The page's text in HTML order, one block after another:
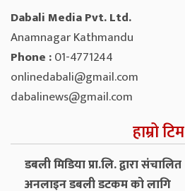
Dabali Media Pvt. Ltd.
Anamnagar Kathmandu
Phone :01-4771244
onlinedabali@gmail.com
dabalinews@gmail.com
हाम्रो टिम
डबली मिडिया प्रा.लि. द्वारा संचालित
अनलाइन डबली डटकम को लागि